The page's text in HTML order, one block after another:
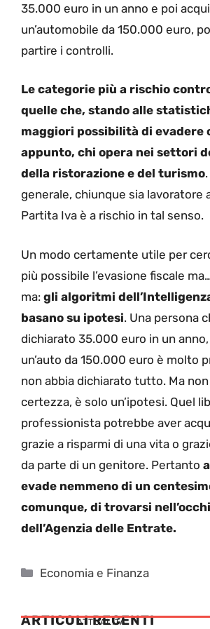
35.000 euro in un anno e poi
un’automobile da 150.000 euro,
partire i controlli.
Le categorie più a rischio
quelle che, stando alle
maggiori possibilità di evadere
appunto, chi opera nei settori
della ristorazione e del turismo
generale, chiunque sia lavoratore
Partita Iva è a rischio in tal senso.
Un modo certamente utile per
più possibile l’evasione fiscale
ma: gli algoritmi
basano su ipotesi. Una persona
dichiarato 35.000 euro in un
un’auto da 150.000 euro è molto
non abbia dichiarato tutto. Ma
certezza, è solo un’ipotesi. Quel
professionista potrebbe aver
grazie a risparmi di una vita o
da parte di un genitore. Pertanto
evade nemmeno di un
comunque, di trovarsi
dell’Agenzia delle Entrate.
Categorie
Economia e Finanza
ARTICOLI RECENTI
ATTUALITÁ